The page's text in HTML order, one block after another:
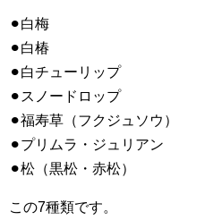
⚫︎白梅
⚫︎白椿
⚫︎白チューリップ
⚫︎スノードロップ
⚫︎福寿草（フクジュソウ）
⚫︎プリムラ・ジュリアン
⚫︎松（黒松・赤松）
この7種類です。